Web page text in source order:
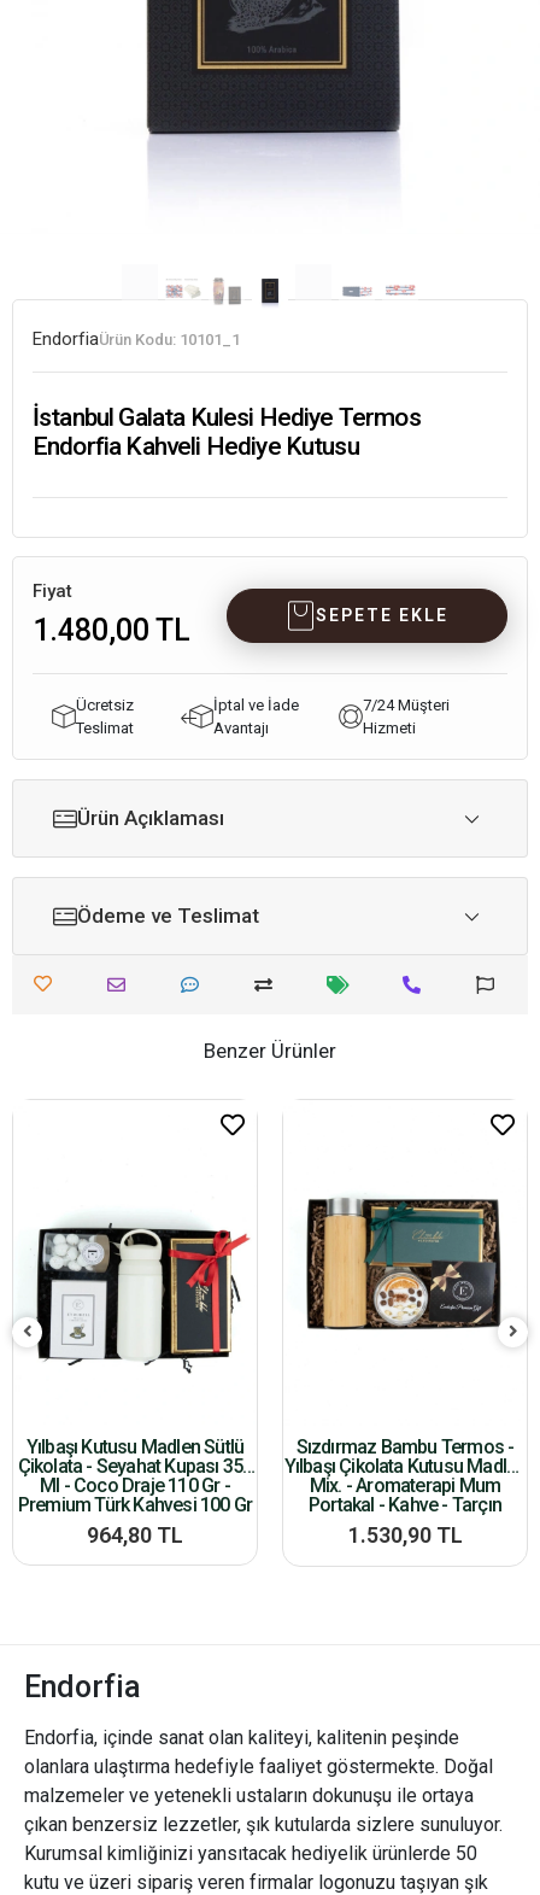
EndorfiaÜrün Kodu: 10101_1
İstanbul Galata Kulesi Hediye Termos
Endorfia Kahveli Hediye Kutusu
Fiyat
1.480,00 TL SEPETE EKLE
Ücretsiz
Teslimat
İptal ve İade
Avantajı
7/24 Müşteri
Hizmeti
Ürün Açıklaması
Ödeme ve Teslimat
Benzer Ürünler
Yılbaşı Kutusu Madlen Sütlü
Çikolata - Seyahat Kupası 350
Ml - Coco Draje 110 Gr -
Premium Türk Kahvesi 100 Gr
964,80 TL
Sızdırmaz Bambu Termos -
Yılbaşı Çikolata Kutusu Madlen
Mix. - Aromaterapi Mum
Portakal - Kahve - Tarçın
1.530,90 TL
Endorfia
Endorfia, içinde sanat olan kaliteyi, kalitenin peşinde
olanlara ulaştırma hedefiyle faaliyet göstermekte. Doğal
malzemeler ve yetenekli ustaların dokunuşu ile ortaya
çıkan benzersiz lezzetler, şık kutularda sizlere sunuluyor.
Kurumsal kimliğinizi yansıtacak hediyelik ürünlerde 50
kutu ve üzeri sipariş veren firmalar logonuzu taşıyan şık